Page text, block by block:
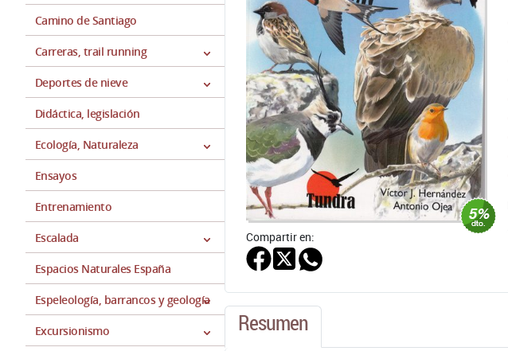
Camino de Santiago
Carreras, trail running
Deportes de nieve
Didáctica, legislación
Ecología, Naturaleza
Ensayos
Entrenamiento
Escalada
Espacios Naturales España
Espeleología, barrancos y geología
Excursionismo
Compartir en:
Resumen